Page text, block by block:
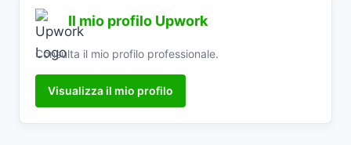
Il mio profilo Upwork
Consulta il mio profilo professionale.
Visualizza il mio profilo